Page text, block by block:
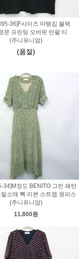
36]F사이즈 마뗑킴 블랙
문 프린팅 오버핏 반팔 티
(주니유니맘)
(품절)
34]M정도 BENITO 그린 패턴
릴소매 빽 리본 스트랩 원피스
(주니유니맘)
11,800원